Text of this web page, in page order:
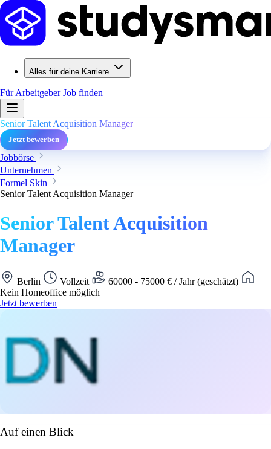
Alles für deine Karriere
Für ArbeitgeberJob finden
Senior Talent Acquisition Manager
Jetzt bewerben
Jobbörse
Unternehmen
Formel Skin
Senior Talent Acquisition Manager
Senior Talent Acquisition
Manager
Berlin Vollzeit
60000 - 75000 € / Jahr (geschätzt)
Kein Homeoffice möglich
Jetzt bewerben
Auf einen Blick